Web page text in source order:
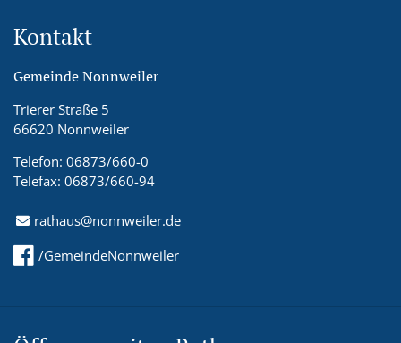
Kontakt
Gemeinde Nonnweiler
Trierer Straße 5
66620 Nonnweiler
Telefon: 06873/660-0
Telefax: 06873/660-94
rathaus@nonnweiler.de
/GemeindeNonnweiler